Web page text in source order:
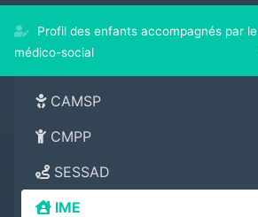
Profil des enfants accompagnés par le
médico-social
CAMSP
CMPP
SESSAD
IME